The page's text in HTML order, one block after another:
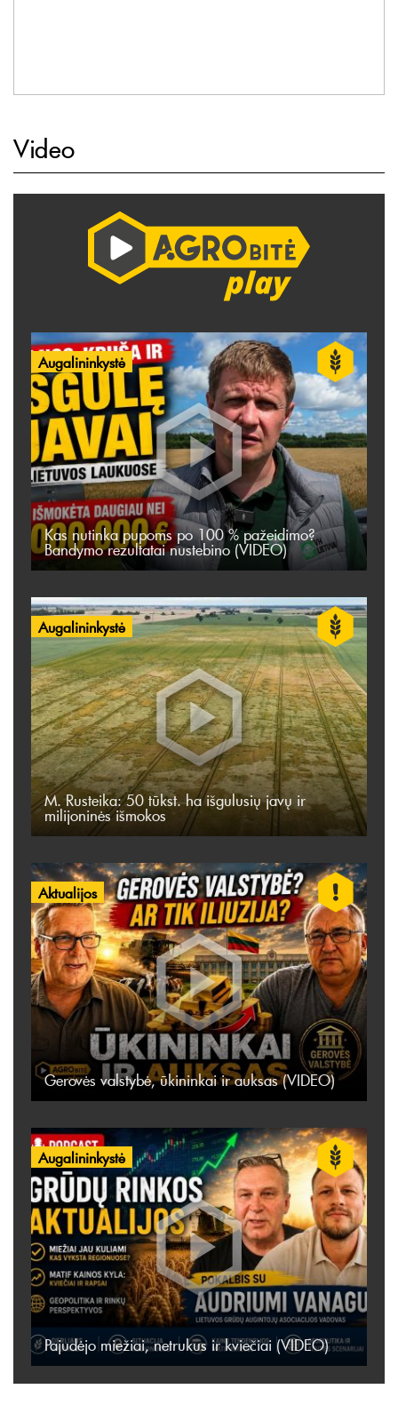
Video
Augalininkystė
Kas nutinka pupoms po 100 % pažeidimo?
Bandymo rezultatai nustebino (VIDEO)
Augalininkystė
M. Rusteika: 50 tūkst. ha išgulusių javų ir
milijoninės išmokos
Aktualijos
Gerovės valstybė, ūkininkai ir auksas (VIDEO)
Augalininkystė
Pajudėjo miežiai, netrukus ir kviečiai (VIDEO)